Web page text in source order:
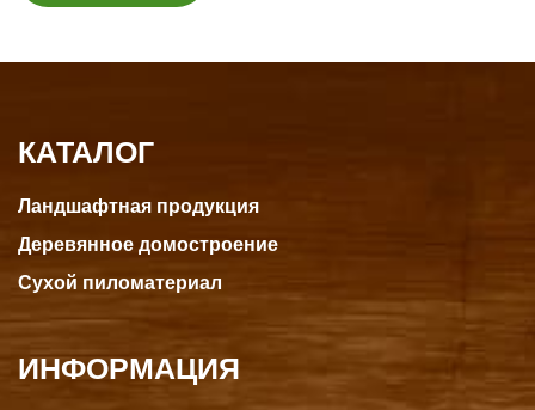
КАТАЛОГ
Ландшафтная продукция
Деревянное домостроение
Сухой пиломатериал
ИНФОРМАЦИЯ